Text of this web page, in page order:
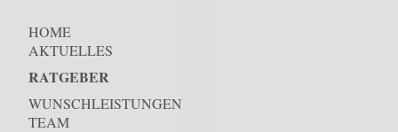
HOME
AKTUELLES
RATGEBER
WUNSCHLEISTUNGEN
TEAM